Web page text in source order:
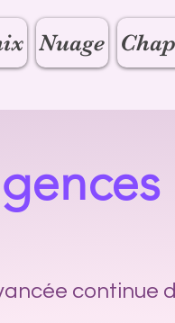
Nuage
continue